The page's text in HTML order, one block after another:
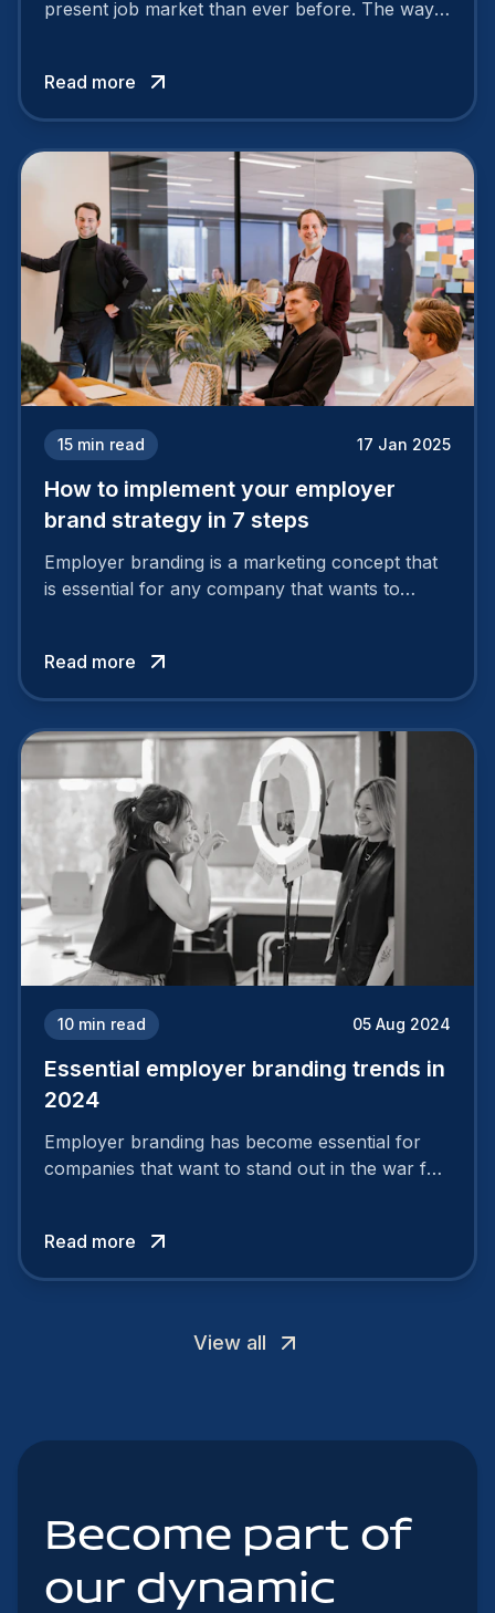
present job market than ever before. The way
Read more
15 min read 17 Jan 2025
How to implement your employer
brand strategy in 7 steps
Employer branding is a marketing concept that
is essential for any company that wants to
solid and positive employer brand are clear, you
cannot simply wave a magic wand for it to be
Read more
10 min read 05 Aug 2024
Essential employer branding trends in
2024
Employer branding has become essential for
companies that want to stand out in the war for
attract the best profiles.
Read more
View all
Become part of
our dynamic